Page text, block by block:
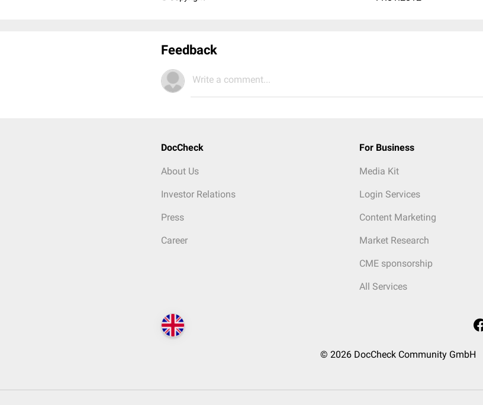
Feedback
Write a comment...
DocCheck
About Us
Investor Relations
Press
Career
For Business
Media Kit
Login Services
Content Marketing
Market Research
CME sponsorship
All Services
© 2026 DocCheck Community GmbH